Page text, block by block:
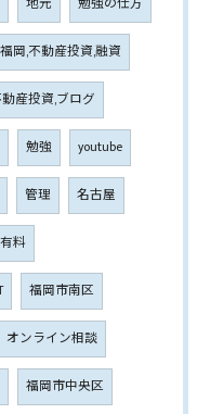
福岡,不動産投資,融資
産投資,ブログ
勉強 youtube
管理 名古屋
有料
福岡市南区
オンライン相談
福岡市中央区